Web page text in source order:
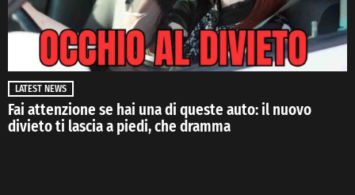
LATEST NEWS
Fai attenzione se hai una di queste auto: il nuovo
divieto ti lascia a piedi, che dramma